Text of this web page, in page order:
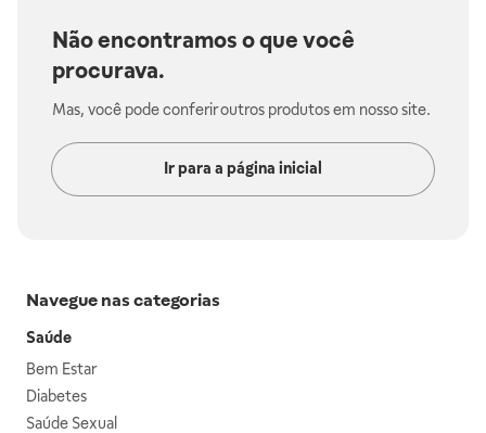
Não encontramos o que você
procurava.
Mas, você pode conferir outros produtos em nosso site.
Ir para a página inicial
Navegue nas categorias
Saúde
Bem Estar
Diabetes
Saúde Sexual